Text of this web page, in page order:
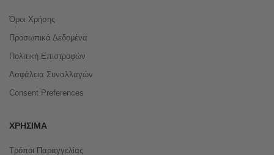
Όροι Χρήσης
Προσωπικά Δεδομένα
Πολιτική Επιστροφών
Ασφάλεια Συναλλαγών
Consent Preferences
ΧΡΉΣΙΜΑ
Τρόποι Παραγγελίας